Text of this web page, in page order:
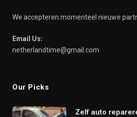
We accepteren momenteel nieuwe
Email Us:
netherlandtime@gmail.com
Our Picks
Zelf auto